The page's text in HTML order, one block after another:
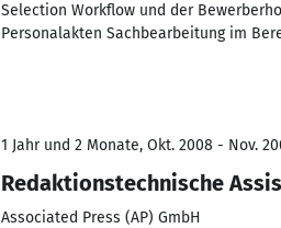
Selection Workflow und der
Personalakten Sachbearbeitung im
1 Jahr und 2 Monate, Okt. 2008 - Nov.
Redaktionstechnische
Associated Press (AP) GmbH